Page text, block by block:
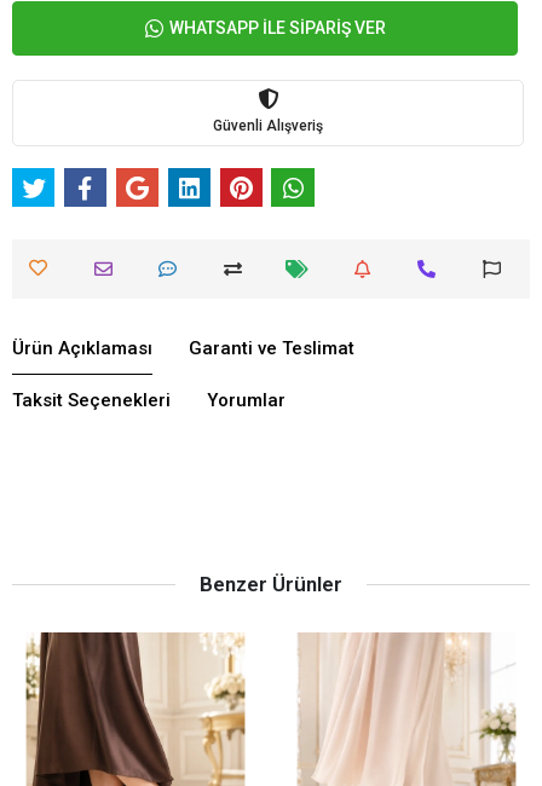
WHATSAPP İLE SİPARİŞ VER
Güvenli Alışveriş
Ürün Açıklaması Garanti ve Teslimat
Taksit Seçenekleri Yorumlar
Benzer Ürünler